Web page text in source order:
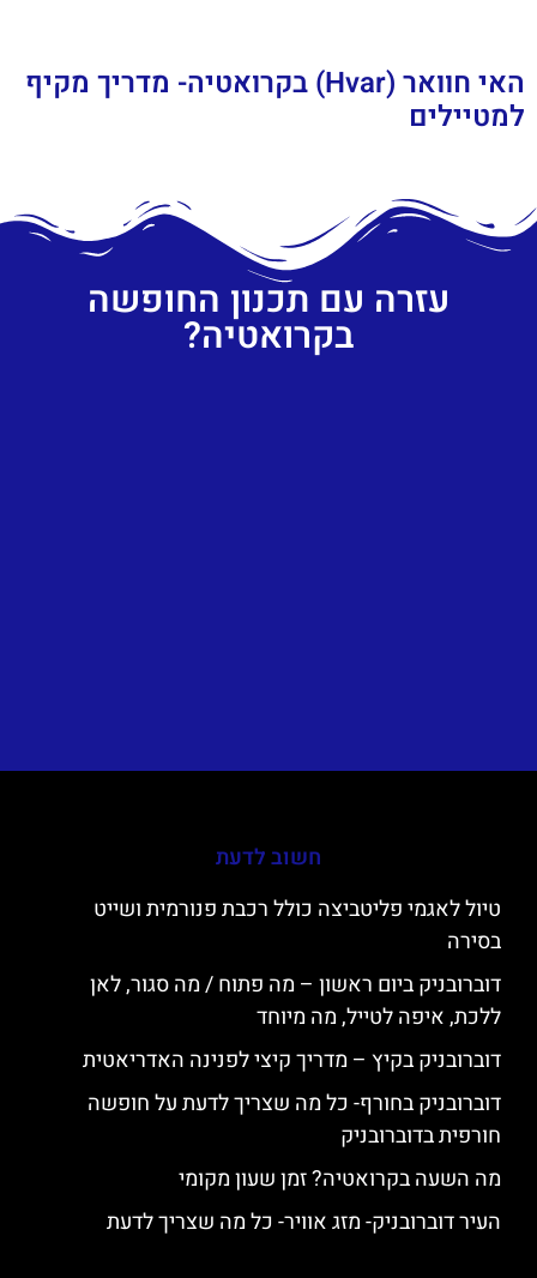
האי חוואר (Hvar) בקרואטיה- מדריך מקיף
למטיילים
עזרה עם תכנון החופשה
בקרואטיה?
חשוב לדעת
טיול לאגמי פליטביצה כולל רכבת פנורמית ושייט
בסירה
דוברובניק ביום ראשון – מה פתוח / מה סגור, לאן
ללכת, איפה לטייל, מה מיוחד
דוברובניק בקיץ – מדריך קיצי לפנינה האדריאטית
דוברובניק בחורף- כל מה שצריך לדעת על חופשה
חורפית בדוברובניק
מה השעה בקרואטיה? זמן שעון מקומי
העיר דוברובניק- מזג אוויר- כל מה שצריך לדעת